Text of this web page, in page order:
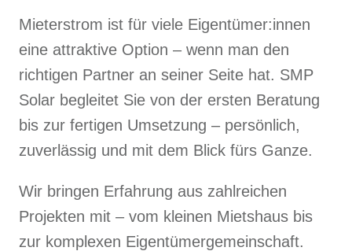
Mieterstrom ist für viele Eigentümer:innen
eine attraktive Option – wenn man den
richtigen Partner an seiner Seite hat. SMP
Solar begleitet Sie von der ersten Beratung
bis zur fertigen Umsetzung – persönlich,
zuverlässig und mit dem Blick fürs Ganze.
Wir bringen Erfahrung aus zahlreichen
Projekten mit – vom kleinen Mietshaus bis
zur komplexen Eigentümergemeinschaft.